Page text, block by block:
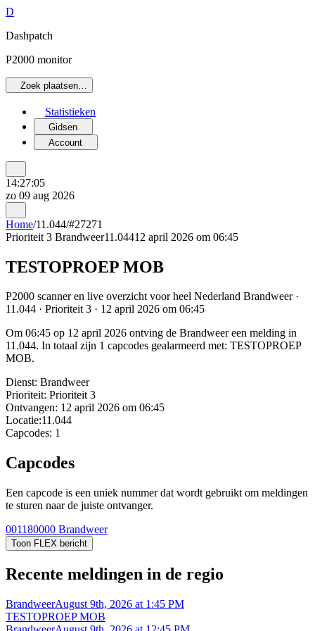
D
Dashpatch
P2000 monitor
Zoek plaatsen…
Statistieken
Gidsen
Account
14:27:05
zo 09 aug 2026
Home/11.044/#27271
Prioriteit 3 Brandweer11.04412 april 2026 om 06:45
TESTOPROEP MOB
P2000 scanner en live overzicht voor heel Nederland Brandweer ·
11.044 · Prioriteit 3 · 12 april 2026 om 06:45
Om 06:45 op 12 april 2026 ontving de Brandweer een melding in
11.044. In totaal zijn 1 capcodes gealarmeerd met: TESTOPROEP
MOB.
Dienst: Brandweer
Prioriteit: Prioriteit 3
Ontvangen: 12 april 2026 om 06:45
Locatie:11.044
Capcodes: 1
Capcodes
Een capcode is een uniek nummer dat wordt gebruikt om meldingen
te sturen naar de juiste ontvanger.
001180000 Brandweer
Toon FLEX bericht
Recente meldingen in de regio
BrandweerAugust 9th, 2026 at 1:45 PM
TESTOPROEP MOB